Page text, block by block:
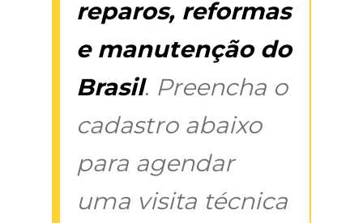
reparos, reformas
e manutenção do
Brasil. Preencha o
cadastro abaixo
para agendar
uma visita técnica